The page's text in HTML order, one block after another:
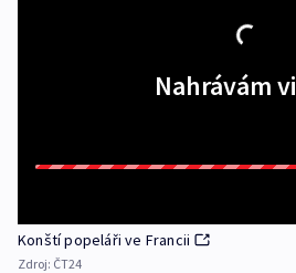
Nahrávám
Konští popeláři ve Francii
Zdroj: ČT24